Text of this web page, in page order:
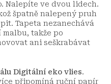
Nalepíte ve dvou lidech.
špatně nalepený pruh
Tapeta nezanechává
takže po
ani seškrabávat
Digitální eko vlies.
připomíná ruční papír